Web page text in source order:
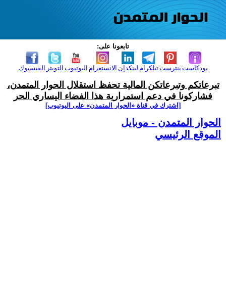
تابعونا على:
الفيسبوك التويتر اليوتيوب الانستغرام لينكدإن تيلكرامبنترست بودكاست
تبرعاتكم وتبرعاتكن المالية تحفظ استقلال الحوار المتمدن،
فشاركونا في دعم استمرارية هذا الفضاء اليساري الحر
[اشترك في قناة ‫«الحوار المتمدن» على اليوتيوب]
الحوار المتمدن - موبايل
الموقع الرئيسي